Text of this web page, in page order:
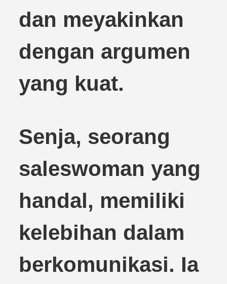
dan meyakinkan
dengan argumen
yang kuat.
Senja, seorang
saleswoman yang
handal, memiliki
kelebihan dalam
berkomunikasi. Ia